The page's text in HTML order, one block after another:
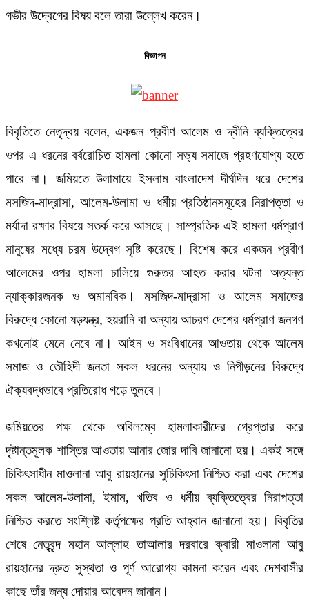
গভীর উদ্বেগের বিষয় বলে তারা উল্লেখ করেন।
বিজ্ঞাপন
বিবৃতিতে নেতৃদ্বয় বলেন, একজন প্রবীণ আলেম ও দ্বীনি ব্যক্তিত্বের
ওপর এ ধরনের বর্বরোচিত হামলা কোনো সভ্য সমাজে গ্রহণযোগ্য হতে
পারে না। জমিয়তে উলামায়ে ইসলাম বাংলাদেশ দীর্ঘদিন ধরে দেশের
মসজিদ-মাদ্রাসা, আলেম-উলামা ও ধর্মীয় প্রতিষ্ঠানসমূহের নিরাপত্তা ও
মর্যাদা রক্ষার বিষয়ে সতর্ক করে আসছে। সাম্প্রতিক এই হামলা ধর্মপ্রাণ
মানুষের মধ্যে চরম উদ্বেগ সৃষ্টি করেছে। বিশেষ করে একজন প্রবীণ
আলেমের ওপর হামলা চালিয়ে গুরুতর আহত করার ঘটনা অত্যন্ত
ন্যাক্কারজনক ও অমানবিক। মসজিদ-মাদ্রাসা ও আলেম সমাজের
বিরুদ্ধে কোনো ষড়যন্ত্র, হয়রানি বা অন্যায় আচরণ দেশের ধর্মপ্রাণ জনগণ
কখনোই মেনে নেবে না। আইন ও সংবিধানের আওতায় থেকে আলেম
সমাজ ও তৌহিদী জনতা সকল ধরনের অন্যায় ও নিপীড়নের বিরুদ্ধে
ঐক্যবদ্ধভাবে প্রতিরোধ গড়ে তুলবে।
জমিয়তের পক্ষ থেকে অবিলম্বে হামলাকারীদের গ্রেপ্তার করে
দৃষ্টান্তমূলক শাস্তির আওতায় আনার জোর দাবি জানানো হয়। একই সঙ্গে
চিকিৎসাধীন মাওলানা আবু রায়হানের সুচিকিৎসা নিশ্চিত করা এবং দেশের
সকল আলেম-উলামা, ইমাম, খতিব ও ধর্মীয় ব্যক্তিত্বের নিরাপত্তা
নিশ্চিত করতে সংশ্লিষ্ট কর্তৃপক্ষের প্রতি আহ্বান জানানো হয়। বিবৃতির
শেষে নেতৃবৃন্দ মহান আল্লাহ তাআলার দরবারে ক্বারী মাওলানা আবু
রায়হানের দ্রুত সুস্থতা ও পূর্ণ আরোগ্য কামনা করেন এবং দেশবাসীর
কাছে তাঁর জন্য দোয়ার আবেদন জানান।